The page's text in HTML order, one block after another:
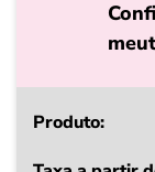
Produto